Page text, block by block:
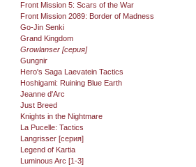
Front Mission 5: Scars of the War
Front Mission 2089: Border of Madness
Go-Jin Senki
Grand Kingdom
Growlanser [серия]
Gungnir
Hero's Saga Laevatein Tactics
Hoshigami: Ruining Blue Earth
Jeanne d'Arc
Just Breed
Knights in the Nightmare
La Pucelle: Tactics
Langrisser [серия]
Legend of Kartia
Luminous Arc [1-3]